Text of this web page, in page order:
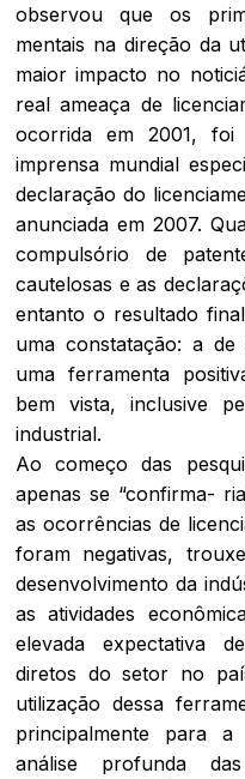
observou que os
mentais na direção da
maior impacto no
real ameaça de
ocorrida em 2001, foi
imprensa mundial
declaração do
anunciada em 2007.
compulsório de
cautelosas e as
entanto o resultado
uma constatação: a
uma ferramenta
bem vista, inclusive
industrial.
Ao começo das
apenas se “confirma-
as ocorrências de
foram negativas,
desenvolvimento da
as atividades
elevada expectativa
diretos do setor no
utilização dessa
principalmente para
análise profunda